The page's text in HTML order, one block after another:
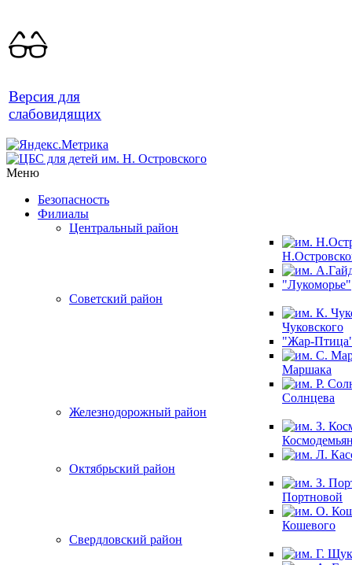
Версия для
слабовидящих
Меню
Безопасность
Филиалы
Центральный район
"Лукоморье"
Советский район
Чуковского
"Жар-
Маршака
Солнцева
Железнодорожный район
Октябрьский район
Портновой
Кошевого
Свердловский район